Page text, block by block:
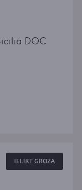
DOC
IELIKT GROZĀ